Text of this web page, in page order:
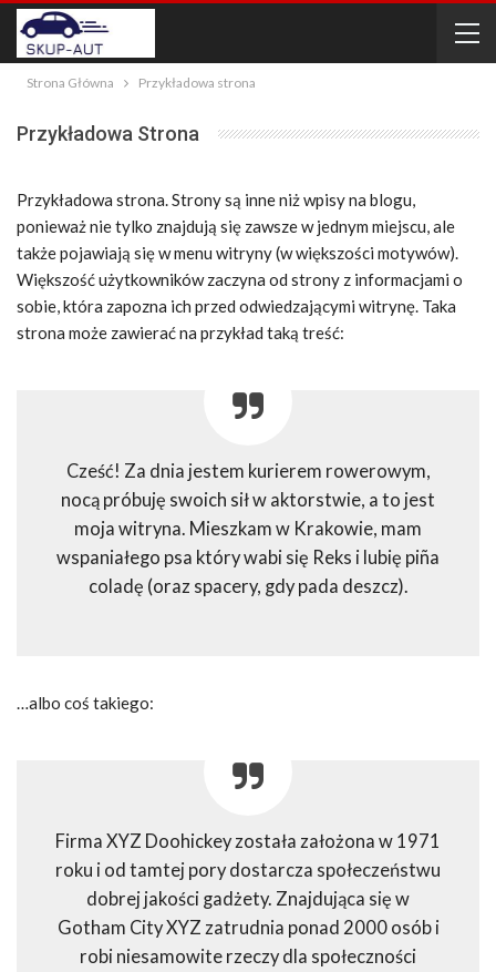
Strona Główna Przykładowa strona
Przykładowa Strona
Przykładowa strona. Strony są inne niż wpisy na blogu,
ponieważ nie tylko znajdują się zawsze w jednym miejscu, ale
także pojawiają się w menu witryny (w większości motywów).
Większość użytkowników zaczyna od strony z informacjami o
sobie, która zapozna ich przed odwiedzającymi witrynę. Taka
strona może zawierać na przykład taką treść:
Cześć! Za dnia jestem kurierem rowerowym,
nocą próbuję swoich sił w aktorstwie, a to jest
moja witryna. Mieszkam w Krakowie, mam
wspaniałego psa który wabi się Reks i lubię piña
coladę (oraz spacery, gdy pada deszcz).
…albo coś takiego:
Firma XYZ Doohickey została założona w 1971
roku i od tamtej pory dostarcza społeczeństwu
dobrej jakości gadżety. Znajdująca się w
Gotham City XYZ zatrudnia ponad 2000 osób i
robi niesamowite rzeczy dla społeczności